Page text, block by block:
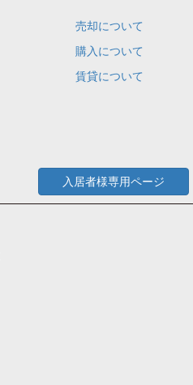
売却について
購入について
賃貸について
入居者様専用ページ